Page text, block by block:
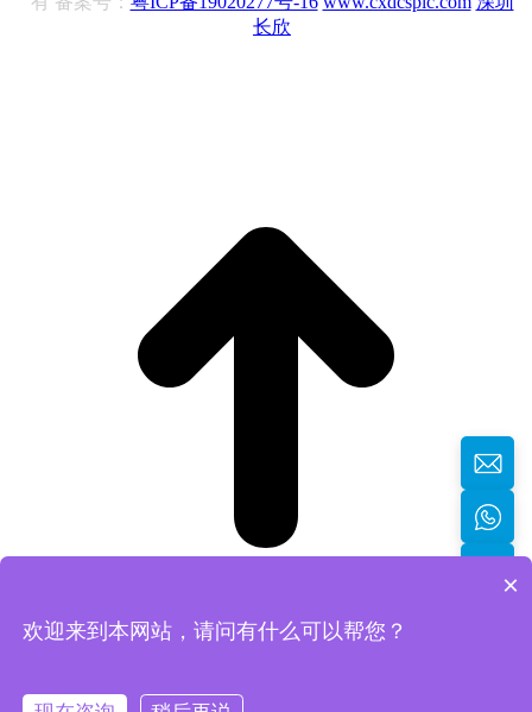
长欣
×
欢迎来到本网站，请问有什么可以帮您？